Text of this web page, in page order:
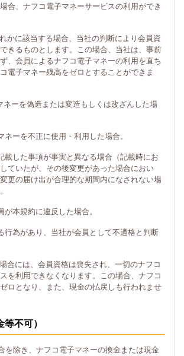
合、ナフコ電子マネーサービスの利用ができ
かに該当する場合、当社の判断により会員資
きるものとします。この場合、当社は、事前
、会員によるナフコ電子マネーの利用を直ち
電子マネー残高をゼロとすることができま
ネーを偽造または変造もしくは改ざんした場
ネーを不正に使用・利用した場合。
載した事項が事実と異なる場合（記載時にお
ていたが、その後変更があった場合におい
更の届け出が合理的な期間内になされない場
が本規約に違反した場合。
行為があり、当社が会員として不適格と判断
合には、会員資格は喪失され、一切のナフコ
を利用できなくなります。この場合、ナフコ
ロとなり、また、現金の払戻しも行われませ
不可）
を除き、ナフコ電子マネーの換金または現金